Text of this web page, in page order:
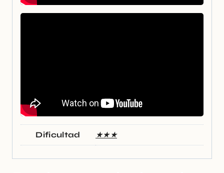
Dificultad ★★★